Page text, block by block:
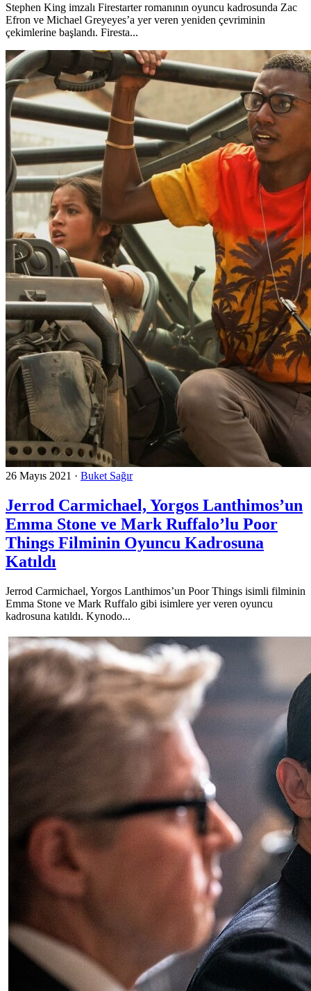
Stephen King imzalı Firestarter romanının oyuncu kadrosunda Zac
Efron ve Michael Greyeyes’a yer veren yeniden çevriminin
çekimlerine başlandı. Firesta...
26 Mayıs 2021 · Buket Sağır
Jerrod Carmichael, Yorgos Lanthimos’un
Emma Stone ve Mark Ruffalo’lu Poor
Things Filminin Oyuncu Kadrosuna
Katıldı
Jerrod Carmichael, Yorgos Lanthimos’un Poor Things isimli filminin
Emma Stone ve Mark Ruffalo gibi isimlere yer veren oyuncu
kadrosuna katıldı. Kynodo...